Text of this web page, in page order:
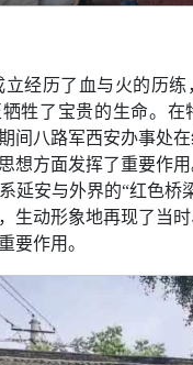
立经历了血与火的历练
牲了宝贵的生命。在
间八路军西安办事处
想方面发挥了重要作
延安与外界的“红色桥
生动形象地再现了当
要作用。